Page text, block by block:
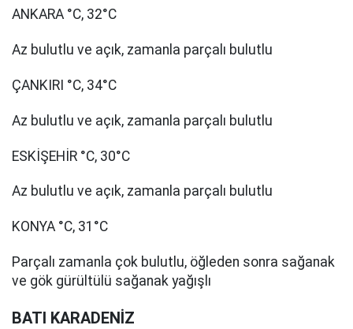
ANKARA °C, 32°C
Az bulutlu ve açık, zamanla parçalı bulutlu
ÇANKIRI °C, 34°C
Az bulutlu ve açık, zamanla parçalı bulutlu
ESKİŞEHİR °C, 30°C
Az bulutlu ve açık, zamanla parçalı bulutlu
KONYA °C, 31°C
Parçalı zamanla çok bulutlu, öğleden sonra sağanak
ve gök gürültülü sağanak yağışlı
BATI KARADENİZ